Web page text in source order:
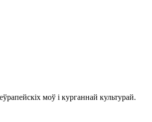
моў і курганнай культурай.